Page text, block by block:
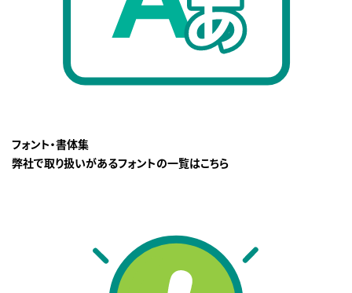
フォント・書体集
弊社で取り扱いがあるフォントの一覧はこちら